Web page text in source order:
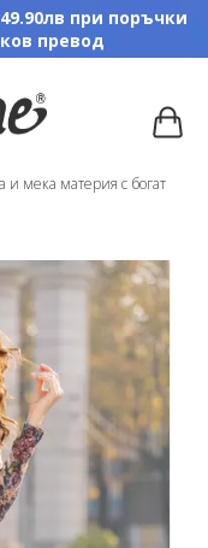
при поръчки
превод
и мека материя с богат